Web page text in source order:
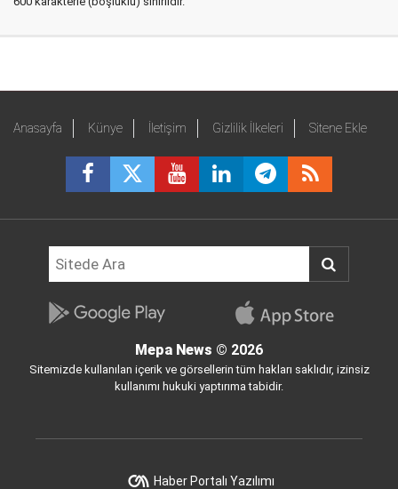
Anasayfa Künye İletişim Gizlilik İlkeleri Sitene Ekle
Mepa News © 2026
Sitemizde kullanılan içerik ve görsellerin tüm hakları saklıdır, izinsiz
kullanımı hukuki yaptırıma tabidir.
Haber Portalı Yazılımı